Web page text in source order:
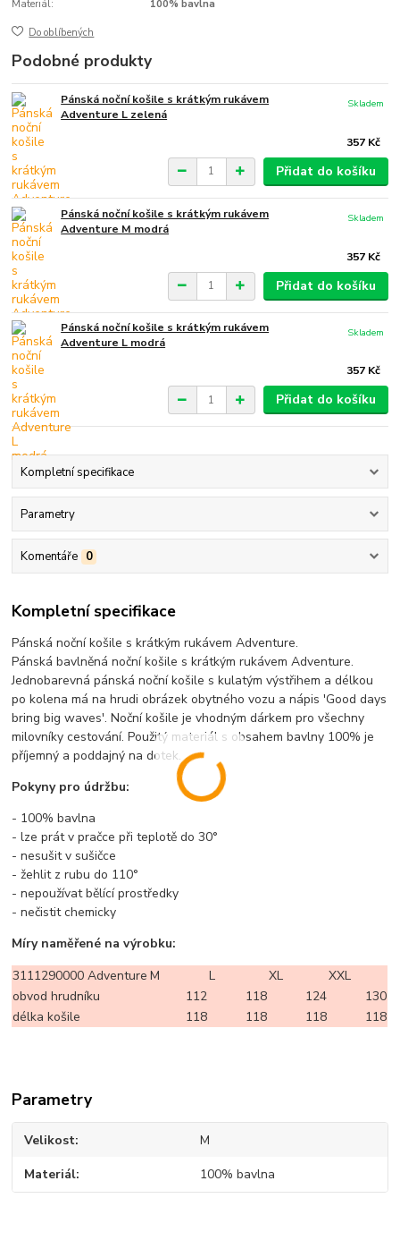
Materiál:
100% bavlna
Do oblíbených
Podobné produkty
Pánská noční košile s krátkým rukávem
Adventure L zelená
357 Kč
Skladem
Přidat do košíku
Pánská noční košile s krátkým rukávem
Adventure M modrá
357 Kč
Skladem
Přidat do košíku
Pánská noční košile s krátkým rukávem
Adventure L modrá
357 Kč
Skladem
Přidat do košíku
Kompletní specifikace
Parametry
Komentáře 0
Kompletní specifikace
Pánská noční košile s krátkým rukávem Adventure.
Pánská bavlněná noční košile s krátkým rukávem Adventure.
Jednobarevná pánská noční košile s kulatým výstřihem a délkou
po kolena má na hrudi obrázek obytného vozu a nápis 'Good days
bring big waves'. Noční košile je vhodným dárkem pro všechny
milovníky cestování. Použitý materiál s obsahem bavlny 100% je
příjemný a poddajný na dotek.
Pokyny pro údržbu:
- 100% bavlna
- lze prát v pračce při teplotě do 30°
- nesušit v sušičce
- žehlit z rubu do 110°
- nepoužívat bělící prostředky
- nečistit chemicky
Míry naměřené na výrobku:
3111290000 Adventure M L XL
XXL
obvod hrudníku
112 118 124
130
délka košile
118 118 118 118
Parametry
Velikost M
Materiál 100% bavlna